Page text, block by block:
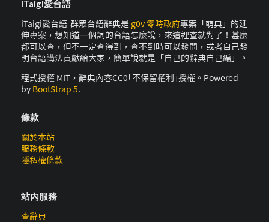
iTaigi愛台語
iTaigi愛台語-群眾台語辭典是 g0v 零時政府專案「萌典」的延
伸專案，想知道一個詞的台語怎麼說，來這裡查就對了！甚麼
都可以查，但不一定查得到，查不到時可以發問，或者自己發
明台語講法貢獻給大家，簡單說就是「自己的辭典自己編」。
程式授權 MIT，辭典內容CC0｢不保留權利｣授權。Powered
by BootStrap 5.
條款
關於本站
服務條款
隱私權條款
站內服務
查辭典